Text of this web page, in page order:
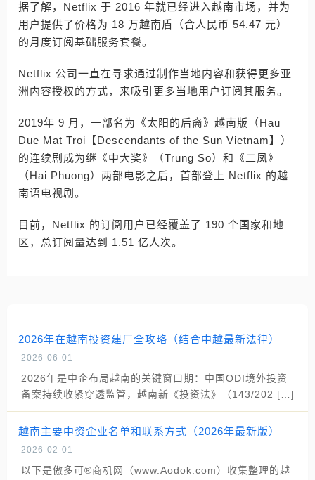
据了解，Netflix 于 2016 年就已经进入越南市场，并为
用户提供了价格为 18 万越南盾（合人民币 54.47 元）
的月度订阅基础服务套餐。
Netflix 公司一直在寻求通过制作当地内容和获得更多亚
洲内容授权的方式，来吸引更多当地用户订阅其服务。
2019年 9 月，一部名为《太阳的后裔》越南版（Hau
Due Mat Troi【Descendants of the Sun Vietnam】）
的连续剧成为继《中大奖》（Trung So）和《二凤》
（Hai Phuong）两部电影之后，首部登上 Netflix 的越
南语电视剧。
目前，Netflix 的订阅用户已经覆盖了 190 个国家和地
区，总订阅量达到 1.51 亿人次。
2026年在越南投资建厂全攻略（结合中越最新法律）
2026-06-01
2026年是中企布局越南的关键窗口期：中国ODI境外投资
备案持续收紧穿透监管，越南新《投资法》（143/202 […]
越南主要中资企业名单和联系方式（2026年最新版）
2026-02-01
以下是傲多可®商机网（www.Aodok.com）收集整理的越